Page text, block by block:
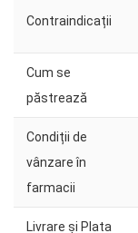
Contraindicații
Cum se
păstrează
Condiții de
vânzare în
farmacii
Livrare și Plata